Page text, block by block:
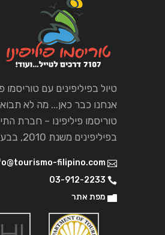
טיול בפיליפינים עם טוריסמו
אנחנו כבר כאן... מה לא
טוריסמו פיליפינו – חברת
בפיליפינים משנת 2010, בבעלות ישראלית.
filipino.com
03-912-2233
מפת אתר